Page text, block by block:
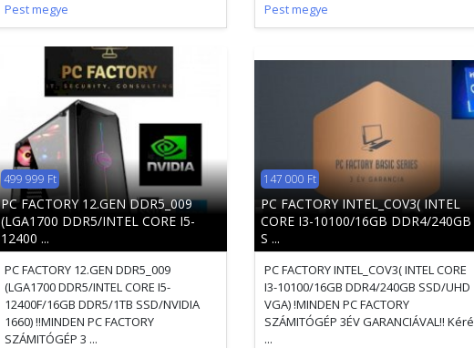
Pest megye Pest megye
499 999 Ft
PC FACTORY 12.GEN DDR5_009
(LGA1700 DDR5/INTEL CORE I5-
12400 ...
PC FACTORY 12.GEN DDR5_009
(LGA1700 DDR5/INTEL CORE I5-
12400F/16GB DDR5/1TB SSD/NVIDIA
1660) !!MINDEN PC FACTORY
SZÁMITÓGÉP 3 ...
147 000 Ft
PC FACTORY INTEL_COV3( INTEL
CORE I3-10100/16GB DDR4/240GB
S ...
PC FACTORY INTEL_COV3( INTEL CORE
I3-10100/16GB DDR4/240GB SSD/UHD
VGA) !MINDEN PC FACTORY
SZÁMITÓGÉP 3ÉV GARANCIÁVAL!! Kéré
...